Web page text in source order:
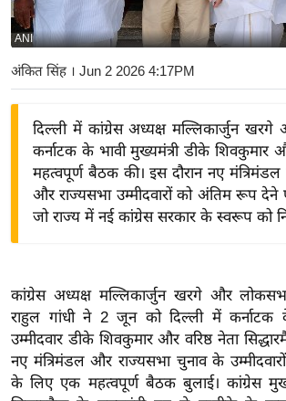
य
बि
ज़
ने
द्यो
वि
शे
ष
ज्ञ
रा
ANI
अंकित सिंह। Jun 2 2026 4:17PM
दिल्ली में कांग्रेस अध्यक्ष मल्लिकार्जुन खरगे
कर्नाटक के भावी मुख्यमंत्री डीके शिवकुमार
महत्वपूर्ण बैठक की। इस दौरान नए
और राज्यसभा उम्मीदवारों को अंतिम रूप देने
जो राज्य में नई कांग्रेस सरकार के स्वरूप को
कांग्रेस अध्यक्ष मल्लिकार्जुन खरगे और
राहुल गांधी ने 2 जून को दिल्ली में कर्नाटक
उम्मीदवार डीके शिवकुमार और वरिष्ठ नेता
नए मंत्रिमंडल और राज्यसभा चुनाव के
के लिए एक महत्वपूर्ण बैठक बुलाई। कांग्रेस